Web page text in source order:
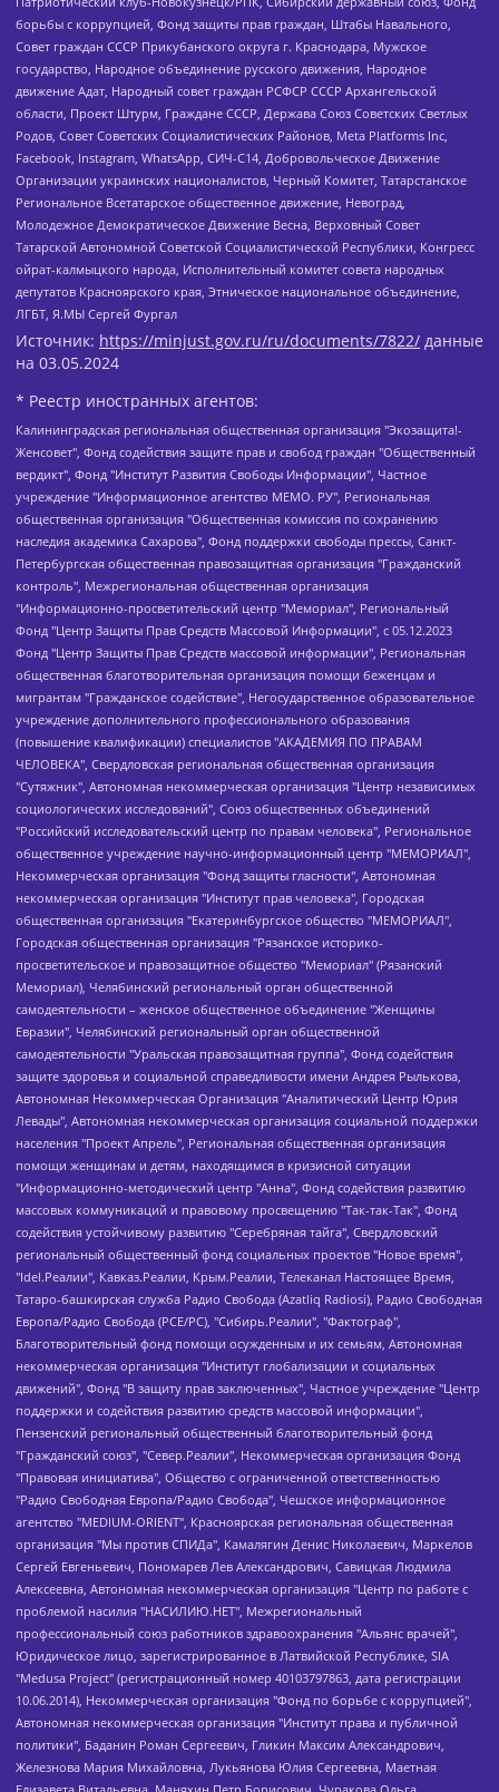
борьбы с коррупцией, Фонд защиты прав граждан, Штабы Навального,
Совет граждан СССР Прикубанского округа г. Краснодара, Мужское
государство, Народное объединение русского движения, Народное
движение Адат, Народный совет граждан РСФСР СССР Архангельской
области, Проект Штурм, Граждане СССР, Держава Союз Советских Светлых
Родов, Совет Советских Социалистических Районов, Meta Platforms Inc,
Facebook, Instagram, WhatsApp, СИЧ-С14, Добровольческое Движение
Организации украинских националистов, Черный Комитет, Татарстанское
Региональное Всетатарское общественное движение, Невоград,
Молодежное Демократическое Движение Весна, Верховный Совет
Татарской Автономной Советской Социалистической Республики, Конгресс
ойрат-калмыцкого народа, Исполнительный комитет совета народных
депутатов Красноярского края, Этническое национальное объединение,
ЛГБТ, Я.МЫ Сергей Фургал
Источник: https://minjust.gov.ru/ru/documents/7822/ данные
на 03.05.2024
* Реестр иностранных агентов:
Калининградская региональная общественная организация "Экозащита!-Женсовет", Фонд содействия защите прав и свобод граждан "Общественный вердикт", Фонд "Институт Развития Свободы Информации", Частное учреждение "Информационное агентство МЕМО. РУ", Региональная общественная организация "Общественная комиссия по сохранению наследия академика Сахарова", Фонд поддержки свободы прессы, Санкт-Петербургская общественная правозащитная организация "Гражданский контроль", Межрегиональная общественная организация "Информационно-просветительский центр "Мемориал", Региональный Фонд "Центр Защиты Прав Средств Массовой Информации", с 05.12.2023 Фонд "Центр Защиты Прав Средств массовой информации", Региональная общественная благотворительная организация помощи беженцам и мигрантам "Гражданское содействие", Негосударственное образовательное учреждение дополнительного профессионального образования (повышение квалификации) специалистов "АКАДЕМИЯ ПО ПРАВАМ ЧЕЛОВЕКА", Свердловская региональная общественная организация "Сутяжник", Автономная некоммерческая организация "Центр независимых социологических исследований", Союз общественных объединений "Российский исследовательский центр по правам человека", Региональное общественное учреждение научно-информационный центр "МЕМОРИАЛ", Некоммерческая организация "Фонд защиты гласности", Автономная некоммерческая организация "Институт прав человека", Городская общественная организация "Екатеринбургское общество "МЕМОРИАЛ", Городская общественная организация "Рязанское историко-просветительское и правозащитное общество "Мемориал" (Рязанский Мемориал), Челябинский региональный орган общественной самодеятельности – женское общественное объединение "Женщины Евразии", Челябинский региональный орган общественной самодеятельности "Уральская правозащитная группа", Фонд содействия защите здоровья и социальной справедливости имени Андрея Рылькова, Автономная Некоммерческая Организация "Аналитический Центр Юрия Левады", Автономная некоммерческая организация социальной поддержки населения "Проект Апрель", Региональная общественная организация помощи женщинам и детям, находящимся в кризисной ситуации "Информационно-методический центр "Анна", Фонд содействия развитию массовых коммуникаций и правовому просвещению "Так-так-Так", Фонд содействия устойчивому развитию "Серебряная тайга", Свердловский региональный общественный фонд социальных проектов "Новое время", "Idel.Реалии", Кавказ.Реалии, Крым.Реалии, Телеканал Настоящее Время, Татаро-башкирская служба Радио Свобода (Azatliq Radiosi), Радио Свободная Европа/Радио Свобода (PCE/PC), "Сибирь.Реалии", "Фактограф", Благотворительный фонд помощи осужденным и их семьям, Автономная некоммерческая организация "Институт глобализации и социальных движений", Фонд "В защиту прав заключенных", Частное учреждение "Центр поддержки и содействия развитию средств массовой информации", Пензенский региональный общественный благотворительный фонд "Гражданский союз", "Север.Реалии", Некоммерческая организация Фонд "Правовая инициатива", Общество с ограниченной ответственностью "Радио Свободная Европа/Радио Свобода", Чешское информационное агентство "MEDIUM-ORIENT", Красноярская региональная общественная организация "Мы против СПИДа", Камалягин Денис Николаевич, Маркелов Сергей Евгеньевич, Пономарев Лев Александрович, Савицкая Людмила Алексеевна, Автономная некоммерческая организация "Центр по работе с проблемой насилия "НАСИЛИЮ.НЕТ", Межрегиональный профессиональный союз работников здравоохранения "Альянс врачей", Юридическое лицо, зарегистрированное в Латвийской Республике, SIA "Medusa Project" (регистрационный номер 40103797863, дата регистрации 10.06.2014), Некоммерческая организация "Фонд по борьбе с коррупцией", Автономная некоммерческая организация "Институт права и публичной политики", Баданин Роман Сергеевич, Гликин Максим Александрович, Железнова Мария Михайловна, Лукьянова Юлия Сергеевна, Маетная Елизавета Витальевна, Маняхин Петр Борисович, Чуракова Ольга Владимировна, Ярош Юлия Петровна, Юридическое лицо "The Insider SIA", зарегистрированное в Риге, Латвийская Республика (дата регистрации 26.06.2015), являющееся администратором доменного имени интернет-издания "The Insider SIA", https://theins.ru, Постернак Алексей Евгеньевич, Рубин Михаил Аркадьевич, Анин Роман Александрович, Юридическое лицо Istories fonds, зарегистрированное в Латвийской Республике (регистрационный номер 50008295751, дата регистрации 24.02.2020), Великовский Дмитрий Александрович, Долинина Ирина Николаевна, Мароховская Алеся Алексеевна, Шлейнов Роман Юрьевич, Шмагун Олеся Валентиновна, Общество с ограниченной ответственностью "Альтаир 2021", Общество с ограниченной ответственностью "Вега 2021", Общество с ограниченной ответственностью "Главный редактор 2021", Общество с ограниченной ответственностью "Ромашки монолит", Важенков Артем Валерьевич, Ивановская областная общественная организация "Центр гендерных исследований", Гурман Юрий Альбертович, Медиапроект "ОВД-Инфо", Егоров Владимир Владимирович, Жилинский Владимир Александрович, Общество с ограниченной ответственностью "ЗП", Иванова София Юрьевна, Карезина Инна Павловна, Кильтау Екатерина Викторовна, Петров Алексей Викторович, Пискунов Сергей Евгеньевич, Смирнов Сергей Сергеевич, Тихонов Михаил Сергеевич, Общество с ограниченной ответственностью "ЖУРНАЛИСТ-ИНОСТРАННЫЙ АГЕНТ", Арапова Галина Юрьевна, Вольтская Татьяна Анатольевна, Американская компания "Mason G.E.S. Anonymous Foundation" (США), являющаяся владельцем интернет-издания https://mnews.world/, Компания "Stichting Bellingcat", зарегистрированная в Нидерландах (дата регистрации 11.07.2018), Захаров Андрей Вячеславович, Клепиковская Екатерина Дмитриевна, Общество с ограниченной ответственностью "МЕМО", Перл Роман Александрович, Симонов Евгений Алексеевич, Соловьева Елена Анатольевна, Сотников Даниил Владимирович, Сурначева Елизавета Дмитриевна, Автономная некоммерческая организация по защите прав человека и информированию населения "Якутия – Наше Мнение", Общество с ограниченной ответственностью "Москоу диджитал медиа", с 26.01.2023 Общество с ограниченной ответственностью "Чайка Белые сады", Ветошкина Валерия Валерьевна, Заговора Максим Александрович, Межрегиональное общественное движение "Российская ЛГБТ - сеть", Оленичев Максим Владимирович, Павлов Иван Юрьевич, Скворцова Елена Сергеевна, Общество с ограниченной ответственностью "Как бы инагент", Кочетков Игорь Викторович, Общество с ограниченной ответственностью "Честные выборы", Еланчик Олег Александрович, Общество с ограниченной ответственностью "Нобелевский призыв", Гималова Регина Эмилевна, Григорьев Андрей Валерьевич, Григорьева Алина Александровна, Ассоциация по содействию защите прав призывников, альтернативнослужащих и военнослужащих "Правозащитная группа "Гражданин.Армия.Право", Хисамова Регина Фаритовна, Автономная некоммерческая организация по реализации социально-правовых программ "Лилит", Дальневосточное общественное движение "Маяк", Санкт-Петербургская ЛГБТ-инициативная группа "Выход", Инициативная группа ЛГБТ+ "Реверс", Алексеев Андрей Викторович, Бекбулатова Таисия Львовна, Беляев Иван Михайлович, Владыкина Елена Сергеевна, Гельман Марат Александрович, Никульшина Вероника Юрьевна, Толоконникова Надежда Андреевна, Шендерович Виктор Анатольевич, Общество с ограниченной ответственностью "Данное сообщение", Общество с ограниченной ответственностью Издательский дом "Новая глава", Айнбиндер Александра Александровна, Московский комьюнити-центр для ЛГБТ+инициатив, Благотворительный фонд развития филантропии, Deutsche Welle (Германия, Kurt-Schumacher-Strasse 3, 53113 Bonn), Борзунова Мария Михайловна, Воробьев Виктор Викторович, Голубева Анна Львовна, Константинова Алла Михайловна, Малкова Ирина Владимировна, Мурадов Мурад Абдулгалимович, Осетинская Елизавета Николаевна, Понасенков Евгений Николаевич, Ганапольский Матвей Юрьевич, Киселев Евгений Алексеевич, Борухович Ирина Григорьевна, Дремин Иван Тимофеевич, Дубровский Дмитрий Викторович, Красноярская региональная общественная организация поддержки и развития альтернативных образовательных технологий и межкультурных коммуникаций "ИНТЕРРА", Маяковская Екатерина Алексеевна, Фейгин Марк Захарович, Филимонов Андрей Викторович, Дзугкоева Регина Николаевна, Доброхотов Роман Александрович, Дудь Юрий Александрович, Елкин Сергей Владимирович, Кругликов Кирилл Игоревич, Сабунаева Мария Леонидовна, Семенов Алексей Владимирович, Шаинян Карен Багратович, Шульман Екатерина Михайловна, Асафьев Артур Валерьевич, Вахштайн Виктор Семенович, Венедиктов Алексей Алексеевич, Лушникова Екатерина Евгеньевна, Волков Леонид Михайлович, Невзоров Александр Глебович, Пархоменко Сергей Борисович, Сироткин Ярослав Николаевич, Кара-Мурза Владимир Владимирович, Баранова Наталья Владимировна, Гозман Леонид Яковлевич, Кагарлицкий Борис Юльевич, Климарев Михаил Валерьевич, Милов Владимир Станиславович, Автономная некоммерческая организация Краснодарский центр современного искусства "Типография", Моргенштерн Алишер Тагирович, Соболь Любовь Эдуардовна, Общество с ограниченной ответственностью "ЛИЗА НОРМ", Каспаров Гарри Кимович, Ходорковский Михаил Борисович, Общество с ограниченной ответственностью "Апрельские тезисы", Данилович Ирина Брониславовна, Кашин Олег Владимирович, Петров Николай Владимирович, Пивоваров Алексей Владимирович, Соколов Михаил Владимирович, Цветкова Юлия Владимировна, Чичваркин Евгений Александрович, Комитет против пыток/Команда против пыток, Общество с ограниченной ответственностью "Первый научный", Общество с ограниченной ответственностью "Вертолет и ко", Белоцерковская Вероника Борисовна, Кац Максим Евгеньевич, Лазарева Татьяна Юрьевна, Шаведдинов Руслан Табризович, Яшин Илья Валерьевич, Общество с ограниченной ответственностью "Иноагент ААВ", Алешковский Дмитрий Петрович, Альбац Евгения Марковна, Быков Дмитрий Львович, Галямина Юлия Евгеньевна, Лойко Сергей Леонидович, Мартынов Кирилл Константинович, Медведев Сергей Александрович, Крашенинников Федор Геннадиевич, Гордеева Катерина Вл